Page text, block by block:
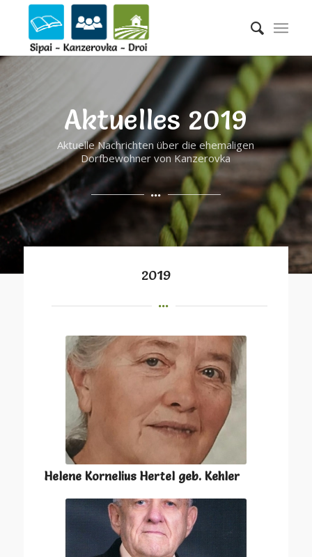
Aktuelles 2019
Aktuelle Nachrichten über die ehemaligen
Dorfbewohner von Kanzerovka
2019
Helene Kornelius Hertel geb. Kehler